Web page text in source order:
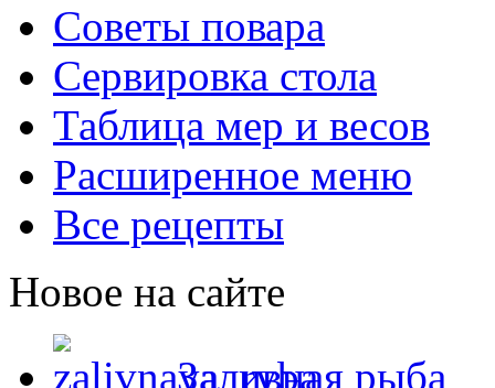
Советы повара
Сервировка стола
Таблица мер и весов
Расширенное меню
Все рецепты
Новое на сайте
Заливная рыба